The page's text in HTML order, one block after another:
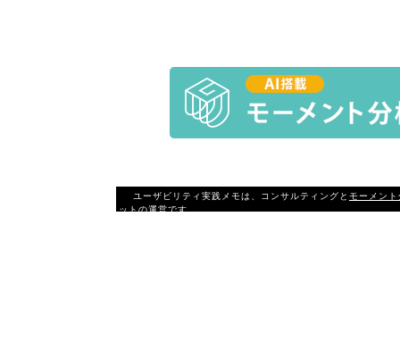
ユーザビリティ実践メモは、コンサルティングと モーメン
ットの運営です